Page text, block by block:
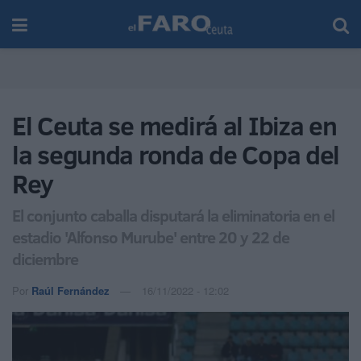
El Ceuta se medirá al Ibiza en
la segunda ronda de Copa del
Rey
El conjunto caballa disputará la eliminatoria en el
estadio 'Alfonso Murube' entre 20 y 22 de
diciembre
Por Raúl Fernández 16/11/2022 - 12:02